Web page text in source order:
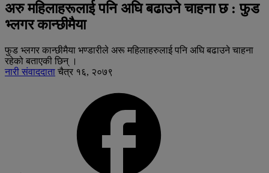
अरु महिलाहरूलाई पनि अघि बढाउने चाहना छ : फुड
भ्लगर कान्छीमैया
फुड भ्लगर कान्छीमैया भण्डारीले अरू महिलाहरुलाई पनि अघि बढाउने चाहना
रहेको बताएकी छिन् ।
नारी संवाददाता चैत्र १६, २०७९